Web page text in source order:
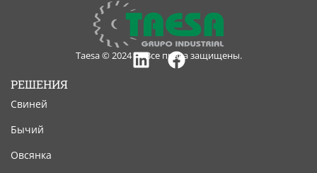
Taesa © 2024 — Все права защищены.
РЕШЕНИЯ
Свиней
Бычий
Овсянка